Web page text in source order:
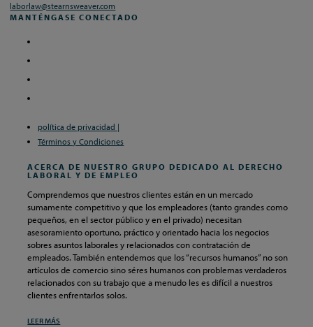
laborlaw@stearnsweaver.com
MANTÉNGASE CONECTADO
política de privacidad |
Términos y Condiciones
ACERCA DE NUESTRO GRUPO DEDICADO AL DERECHO
LABORAL Y DE EMPLEO
Comprendemos que nuestros clientes están en un mercado
sumamente competitivo y que los empleadores (tanto grandes como
pequeños, en el sector público y en el privado) necesitan
asesoramiento oportuno, práctico y orientado hacia los negocios
sobres asuntos laborales y relacionados con contratación de
empleados. También entendemos que los “recursos humanos” no son
artículos de comercio sino séres humanos con problemas verdaderos
relacionados con su trabajo que a menudo les es difícil a nuestros
clientes enfrentarlos solos.
LEER MÁS